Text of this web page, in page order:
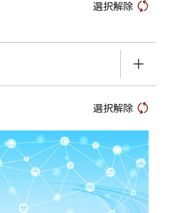
選択解除
選択解除